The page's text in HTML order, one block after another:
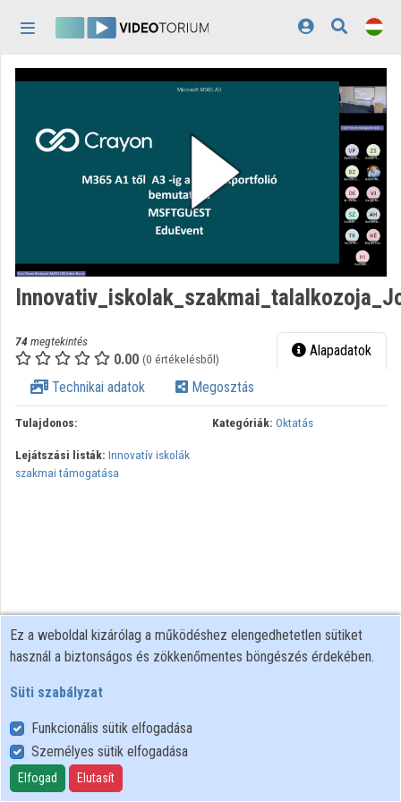
Felfedezés
Intézmények
Közreműködők
Megjelenés:
74megtekintés
0.00 (0 értékelésből) Alapadatok
Technikai adatok Megosztás
Tulajdonos: Kategóriák: Oktatás
Lejátszási listák: Innovatív iskolák
szakmai támogatása
Felhasználói szabályzat
Adatkezelési tájékoztató
Süti szabályzat
Ez a weboldal kizárólag a működéshez elengedhetetlen sütiket
használ a biztonságos és zökkenőmentes böngészés érdekében.
Süti szabályzat
Funkcionális sütik elfogadása
Személyes sütik elfogadása
Elfogad Elutasít